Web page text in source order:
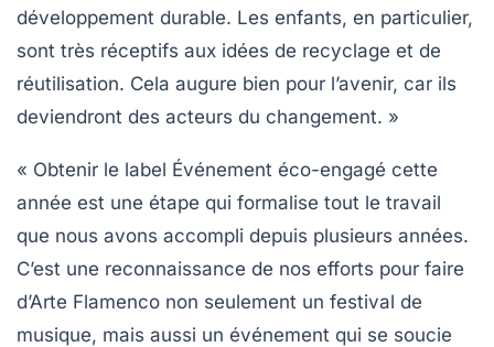
développement durable. Les enfants, en particulier,
sont très réceptifs aux idées de recyclage et de
réutilisation. Cela augure bien pour l’avenir, car ils
deviendront des acteurs du changement. »
« Obtenir le label Événement éco-engagé cette
année est une étape qui formalise tout le travail
que nous avons accompli depuis plusieurs années.
C’est une reconnaissance de nos efforts pour faire
d’Arte Flamenco non seulement un festival de
musique, mais aussi un événement qui se soucie